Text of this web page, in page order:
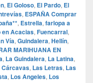
, El Goloso, El Pardo, El
, ESPAÑA Comprar
, Estrella, farlopa a
en Acacias, Fuencarral,
Vía, Guindalera, Hellín,
MARIHUANA EN
, La Guindalera, La Latina,
Cárcavas, Las Letras, Las
, Los Angeles, Los